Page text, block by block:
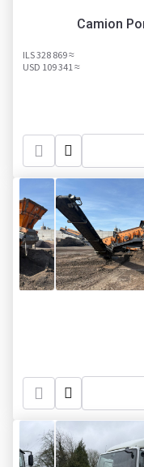
Camion
≈ 328 869 ILS
≈ 109 341 USD